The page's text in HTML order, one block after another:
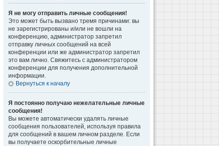
Я не могу отправить личные сообщения!
Это может быть вызвано тремя причинами: вы
не зарегистрированы и/или не вошли на
конференцию, администратор запретил
отправку личных сообщений на всей
конференции или же администратор запретил
это вам лично. Свяжитесь с администратором
конференции для получения дополнительной
информации.
Вернуться к началу
Я постоянно получаю нежелательные личные
сообщения!
Вы можете автоматически удалять личные
сообщения пользователей, используя правила
для сообщений в вашем личном разделе. Если
вы получаете оскорбительные личные